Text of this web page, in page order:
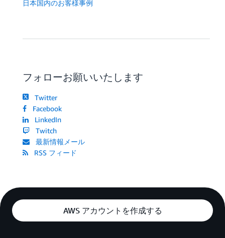
日本国内のお客様事例
フォローお願いいたします
Twitter
Facebook
LinkedIn
Twitch
最新情報メール
RSS フィード
AWS アカウントを作成する